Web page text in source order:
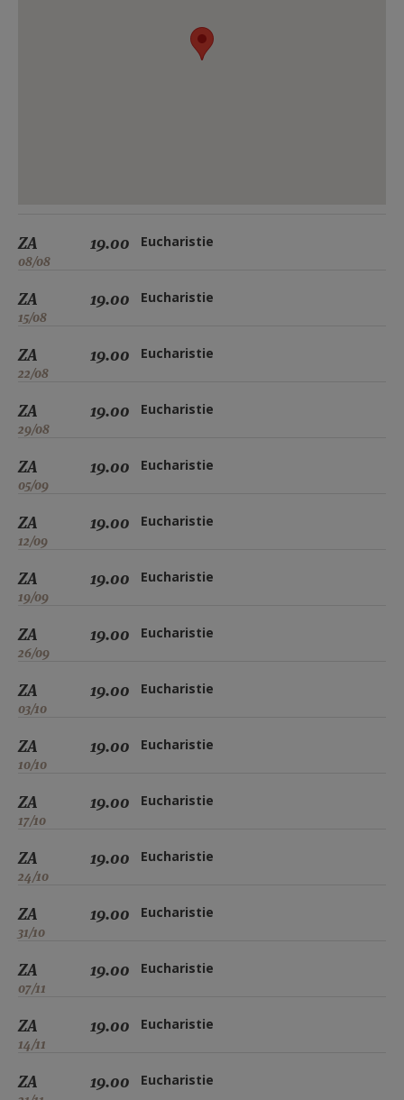
ZA
08/08
19.00 Eucharistie
ZA
15/08
19.00 Eucharistie
ZA
22/08
19.00 Eucharistie
ZA
29/08
19.00 Eucharistie
ZA
05/09
19.00 Eucharistie
ZA
12/09
19.00 Eucharistie
ZA
19/09
19.00 Eucharistie
ZA
26/09
19.00 Eucharistie
ZA
03/10
19.00 Eucharistie
ZA
10/10
19.00 Eucharistie
ZA
17/10
19.00 Eucharistie
ZA
24/10
19.00 Eucharistie
ZA
31/10
19.00 Eucharistie
ZA
07/11
19.00 Eucharistie
ZA
14/11
19.00 Eucharistie
ZA 19.00 Eucharistie